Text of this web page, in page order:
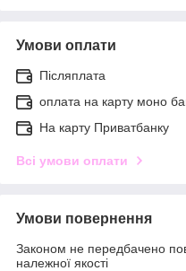
Умови оплати
Післяплата
оплата на карту моно
На карту Приватбанку
Всі умови оплати
Умови повернення
Законом не передбачено
належної якості